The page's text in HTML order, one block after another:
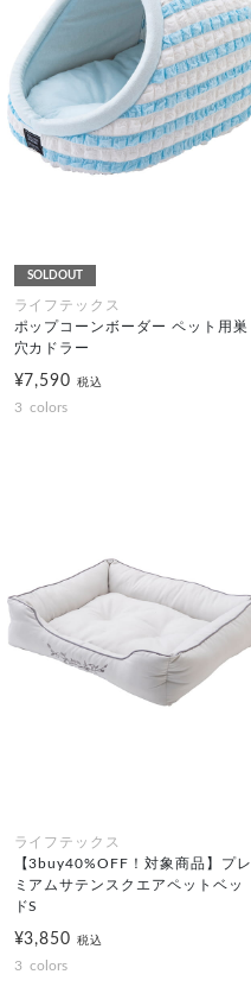
SOLDOUT
ライフテックス
ポップコーンボーダー ペット用巣
穴カドラー
¥7,590税込
3 colors
ライフテックス
【3buy40%OFF！対象商品】プレ
ミアムサテンスクエアペットベッ
ドS
¥3,850税込
3 colors